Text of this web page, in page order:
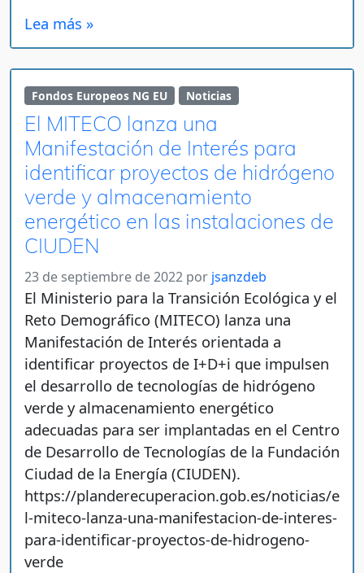
Lea más »
Fondos Europeos NG EU Noticias
El MITECO lanza una
Manifestación de Interés para
identificar proyectos de hidrógeno
verde y almacenamiento
energético en las instalaciones de
CIUDEN
23 de septiembre de 2022 por jsanzdeb
El Ministerio para la Transición Ecológica y el
Reto Demográfico (MITECO) lanza una
Manifestación de Interés orientada a
identificar proyectos de I+D+i que impulsen
el desarrollo de tecnologías de hidrógeno
verde y almacenamiento energético
adecuadas para ser implantadas en el Centro
de Desarrollo de Tecnologías de la Fundación
Ciudad de la Energía (CIUDEN).
https://planderecuperacion.gob.es/noticias/e
l-miteco-lanza-una-manifestacion-de-interes-
para-identificar-proyectos-de-hidrogeno-
verde